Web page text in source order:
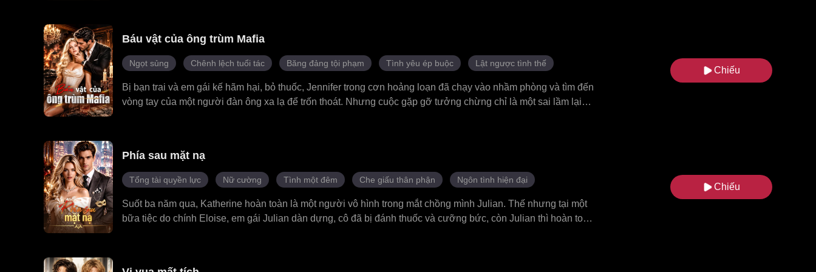
thành tình yêu thật, kết thúc bằng một câu chuyện lãng mạn vô cùng ngọt ngào và bất ngờ.
Báu vật của ông trùm Mafia
Ngọt sủng Chênh lệch tuổi tác Băng đảng tội phạm Tình yêu ép buộc Lật ngược tình thế
Bị bạn trai và em gái kế hãm hại, bỏ thuốc, Jennifer trong cơn hoảng loạn đã chạy vào nhầm phòng và tìm đến
vòng tay của một người đàn ông xa lạ để trốn thoát. Nhưng cuộc gặp gỡ tưởng chừng chỉ là một sai lầm lại
phản bội và tổn thương, dần bị cuốn vào thế giới ngầm đầy nguy hiểm và cám dỗ của ông trùm. Giờ đây, cô
phải đưa ra lựa chọn: tiếp tục sống trong cuộc đời đau khổ và bị chà đạp như trước, hay bước vào một số
phận hoàn toàn mới với tư cách là người phụ nữ của Mafia Don.
Chiếu
Phía sau mặt nạ
Tổng tài quyền lực Nữ cường Tình một đêm Che giấu thân phận Ngôn tình hiện đại
Suốt ba năm qua, Katherine hoàn toàn là một người vô hình trong mắt chồng mình Julian. Thế nhưng tại một
bữa tiệc do chính Eloise, em gái Julian dàn dựng, cô đã bị đánh thuốc và cưỡng bức, còn Julian thì hoàn toàn
Chiếu